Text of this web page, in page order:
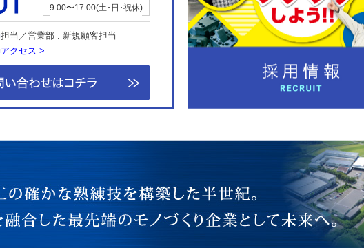
9:00〜17:00(土･日･祝休)
担当／営業部 : 新規顧客担当
アクセス >